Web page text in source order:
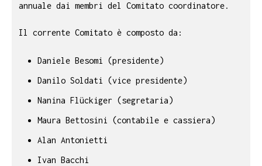
annuale dai membri del Comitato coordinatore.
Il corrente Comitato è composto da:
Daniele Besomi (presidente)
Danilo Soldati (vice presidente)
Nanina Flückiger (segretaria)
Maura Bettosini (contabile e cassiera)
Alan Antonietti
Ivan Bacchi